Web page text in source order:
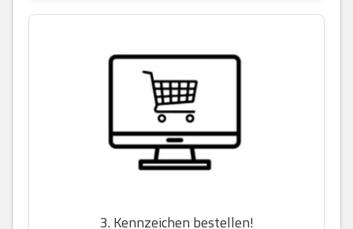
3. Kennzeichen bestellen!